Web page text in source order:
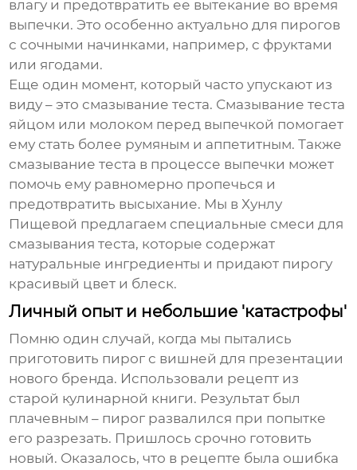
влагу и предотвратить ее вытекание во время
выпечки. Это особенно актуально для пирогов
с сочными начинками, например, с фруктами
или ягодами.
Еще один момент, который часто упускают из
виду – это смазывание теста. Смазывание теста
яйцом или молоком перед выпечкой помогает
ему стать более румяным и аппетитным. Также
смазывание теста в процессе выпечки может
помочь ему равномерно пропечься и
предотвратить высыхание. Мы в Хунлу
Пищевой предлагаем специальные смеси для
смазывания теста, которые содержат
натуральные ингредиенты и придают пирогу
красивый цвет и блеск.
Личный опыт и небольшие 'катастрофы'
Помню один случай, когда мы пытались
приготовить пирог с вишней для презентации
нового бренда. Использовали рецепт из
старой кулинарной книги. Результат был
плачевным – пирог развалился при попытке
его разрезать. Пришлось срочно готовить
новый. Оказалось, что в рецепте была ошибка